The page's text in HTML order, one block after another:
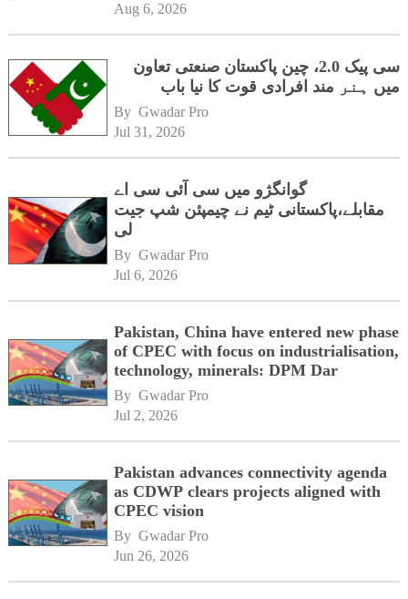
Aug 6, 2026
سی پیک 2.0، چین پاکستان صنعتی تعاون
میں ہنر مند افرادی قوت کا نیا باب
By Gwadar Pro
Jul 31, 2026
گوانگژو میں سی آئی سی اے
مقابلے،پاکستانی ٹیم نے چیمپئن شپ جیت
لی
By Gwadar Pro
Jul 6, 2026
Pakistan, China have entered new phase
of CPEC with focus on industrialisation,
technology, minerals: DPM Dar
By Gwadar Pro
Jul 2, 2026
Pakistan advances connectivity agenda
as CDWP clears projects aligned with
CPEC vision
By Gwadar Pro
Jun 26, 2026